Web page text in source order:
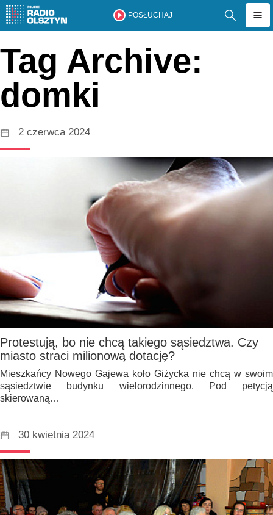
POSŁUCHAJ
Tag Archive:
domki
2 czerwca 2024
Protestują, bo nie chcą takiego sąsiedztwa. Czy
miasto straci milionową dotację?
Mieszkańcy Nowego Gajewa koło Giżycka nie chcą w swoim
sąsiedztwie budynku wielorodzinnego. Pod petycją
skierowaną…
30 kwietnia 2024